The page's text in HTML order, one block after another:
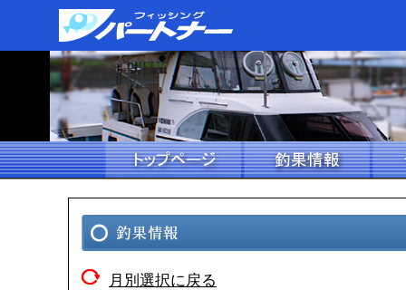
月別選択に戻る